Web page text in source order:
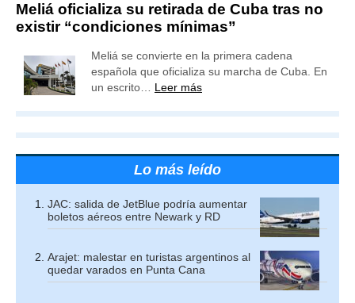
Meliá oficializa su retirada de Cuba tras no
existir “condiciones mínimas”
Meliá se convierte en la primera cadena
española que oficializa su marcha de Cuba. En
un escrito… Leer más
Lo más leído
JAC: salida de JetBlue podría aumentar
boletos aéreos entre Newark y RD
Arajet: malestar en turistas argentinos al
quedar varados en Punta Cana